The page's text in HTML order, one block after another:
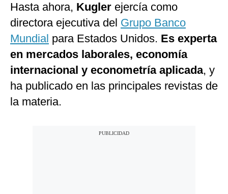
Hasta ahora, Kugler ejercía como
directora ejecutiva del Grupo Banco
Mundial para Estados Unidos. Es experta
en mercados laborales, economía
internacional y econometría aplicada, y
ha publicado en las principales revistas de
la materia.